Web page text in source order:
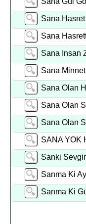
Sana
Sana
Sana Insan
Sana
Sana Olan
Sana Olan
Sana Olan
SANA YOK
Sanki
Sanma Ki
Sanma Ki